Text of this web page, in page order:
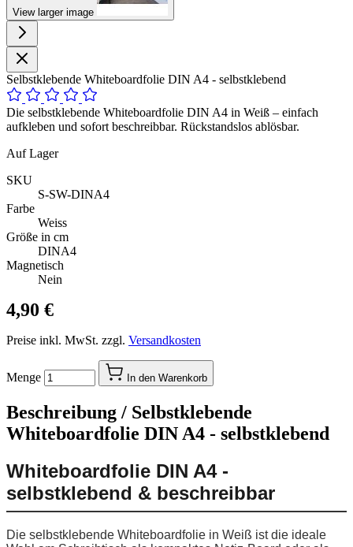
View larger image
Selbstklebende Whiteboardfolie DIN A4 - selbstklebend
Die selbstklebende Whiteboardfolie DIN A4 in Weiß – einfach
aufkleben und sofort beschreibbar. Rückstandslos ablösbar.
Auf Lager
SKU
S-SW-DINA4
Farbe
Weiss
Größe in cm
DINA4
Magnetisch
Nein
4,90 €
Preise inkl. MwSt. zzgl. Versandkosten
Menge In den Warenkorb
Beschreibung / Selbstklebende
Whiteboardfolie DIN A4 - selbstklebend
Whiteboardfolie DIN A4 -
selbstklebend & beschreibbar
Die selbstklebende Whiteboardfolie in Weiß ist die ideale